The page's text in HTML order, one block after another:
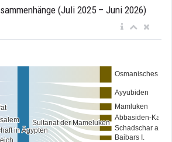
(Juli 2025 – Juni 2026)